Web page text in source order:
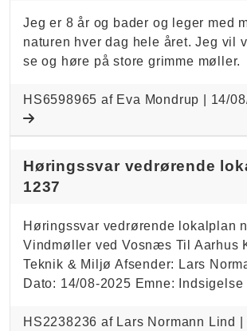
Jeg er 8 år og bader og leger med
naturen hver dag hele året. Jeg vil
se og høre på store grimme møller.
HS6598965 af Eva Mondrup | 14/
Høringssvar vedrørende
1237
Høringssvar vedrørende lokalplan
Vindmøller ved Vosnæs Til Aarhus
Teknik & Miljø Afsender: Lars
Dato: 14/08-2025 Emne:
HS2238236 af Lars Normann Lind |